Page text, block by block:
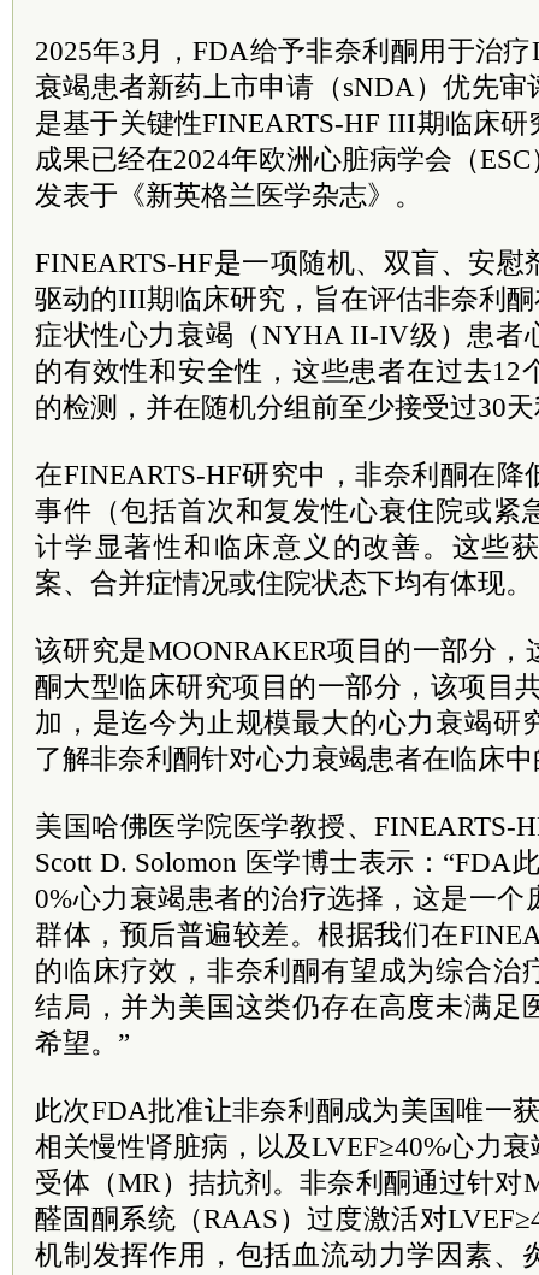
2025年3月，FDA给予非奈利酮用于治
衰竭患者新药上市申请（sNDA）优先
是基于关键性FINEARTS-HF III期临床
成果已经在2024年欧洲心脏病学会（
发表于《新英格兰医学杂志》。
FINEARTS-HF是一项随机、双盲、安
驱动的III期临床研究，旨在评估非奈利
症状性心力衰竭（NYHA II-IV级）患者
的有效性和安全性，这些患者在过去12
的检测，并在随机分组前至少接受过30
在FINEARTS-HF研究中，非奈利酮在
事件（包括首次和复发性心衰住院或紧
计学显著性和临床意义的改善。这些
案、合并症情况或住院状态下均有体现。
该研究是MOONRAKER项目的一部分
酮大型临床研究项目的一部分，该项目
加，是迄今为止规模最大的心力衰竭研
了解非奈利酮针对心力衰竭患者在临床
美国哈佛医学院医学教授、FINEARTS-
Scott D. Solomon 医学博士表示：“FDA
0%心力衰竭患者的治疗选择，这是一个
群体，预后普遍较差。根据我们在
的临床疗效，非奈利酮有望成为综合治
结局，并为美国这类仍存在高度未满足
希望。”
此次FDA批准让非奈利酮成为美国唯一
相关慢性肾脏病，以及LVEF≥40%心力
受体（MR）拮抗剂。非奈利酮通过针对
醛固酮系统（RAAS）过度激活对
机制发挥作用，包括血流动力学因素、